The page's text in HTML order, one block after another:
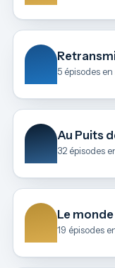
5 épisodes
Au Puits
32 épisodes
Le
19 épisodes